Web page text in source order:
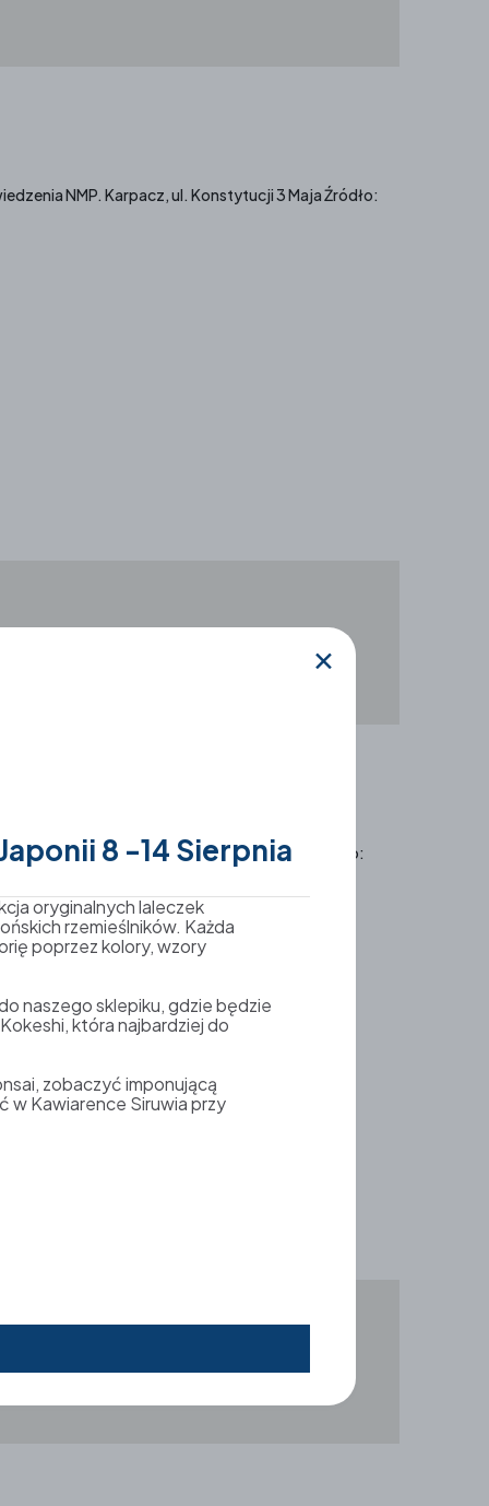
NMP. Karpacz, ul. Konstytucji 3 Maja Źródło:
Kolorowa. Karpacz, ul. Parkowa 10 Źródło:
✕
8 -14 Sierpnia
oryginalnych laleczek
rzemieślników. Każda
poprzez kolory, wzory
naszego sklepiku, gdzie będzie
która najbardziej do
zobaczyć imponującą
w Kawiarence Siruwia przy